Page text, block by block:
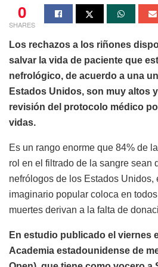
0
SHARES
Los rechazos a los riñones
salvar la vida de paciente que
nefrológico, de acuerdo a una
Estados Unidos, son muy altos
revisión del protocolo médico
vidas.
Es un rango enorme que 84% de
rol en el filtrado de la sangre sean
nefrólogos de los Estados Unidos,
imaginario popular coloca en
muertes derivan a la falta de
En estudio publicado el viernes
Academia estadounidense de